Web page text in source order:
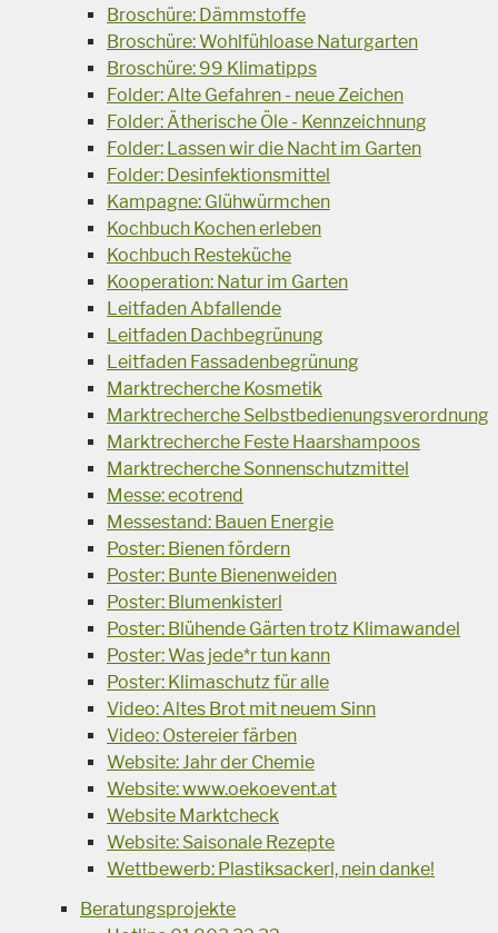
Broschüre: Dämmstoffe
Broschüre: Wohlfühloase Naturgarten
Broschüre: 99 Klimatipps
Folder: Alte Gefahren - neue Zeichen
Folder: Ätherische Öle - Kennzeichnung
Folder: Lassen wir die Nacht im Garten
Folder: Desinfektionsmittel
Kampagne: Glühwürmchen
Kochbuch Kochen erleben
Kochbuch Resteküche
Kooperation: Natur im Garten
Leitfaden Abfallende
Leitfaden Dachbegrünung
Leitfaden Fassadenbegrünung
Marktrecherche Kosmetik
Marktrecherche Selbstbedienungsverordnung
Marktrecherche Feste Haarshampoos
Marktrecherche Sonnenschutzmittel
Messe: ecotrend
Messestand: Bauen Energie
Poster: Bienen fördern
Poster: Bunte Bienenweiden
Poster: Blumenkisterl
Poster: Blühende Gärten trotz Klimawandel
Poster: Was jede*r tun kann
Poster: Klimaschutz für alle
Video: Altes Brot mit neuem Sinn
Video: Ostereier färben
Website: Jahr der Chemie
Website: www.oekoevent.at
Website Marktcheck
Website: Saisonale Rezepte
Wettbewerb: Plastiksackerl, nein danke!
Beratungsprojekte